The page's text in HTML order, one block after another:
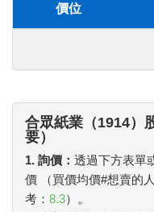
價位
合眾紙業（1914）
要）
1. 詢價： 透過下方表單
價 （買價均價#想賣的
考： 8.3）。